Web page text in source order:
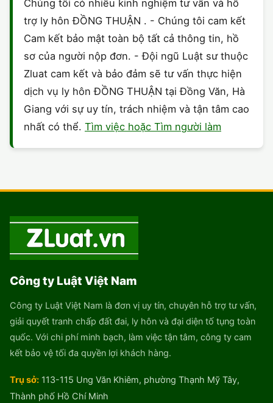
Chúng tôi có nhiều kinh nghiệm tư vấn và hỗ
trợ ly hôn ĐỒNG THUẬN . - Chúng tôi cam kết
Cam kết bảo mật toàn bộ tất cả thông tin, hồ
sơ của người nộp đơn. - Đội ngũ Luật sư thuộc
Zluat cam kết và bảo đảm sẽ tư vấn thực hiện
dịch vụ ly hôn ĐỒNG THUẬN tại Đồng Văn, Hà
Giang với sự uy tín, trách nhiệm và tận tâm cao
nhất có thể. Tìm việc hoặc Tìm người làm
Công ty Luật Việt Nam
Công ty Luật Việt Nam là đơn vị uy tín, chuyên hỗ trợ tư vấn,
giải quyết tranh chấp đất đai, ly hôn và đại diện tố tụng toàn
quốc. Với chi phí minh bạch, làm việc tận tâm, công ty cam
kết bảo vệ tối đa quyền lợi khách hàng.
Trụ sở: 113-115 Ung Văn Khiêm, phường Thạnh Mỹ Tây,
Thành phố Hồ Chí Minh